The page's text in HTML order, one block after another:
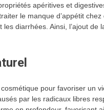
apéritives et
le manque d’appétit
les diarrhées. Ainsi, l’ajout
pour favoriser un
par les radicaux libres